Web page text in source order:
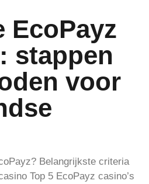
EcoPayz
stappen
voor
Belangrijkste criteria
Top 5 EcoPayz casino’s